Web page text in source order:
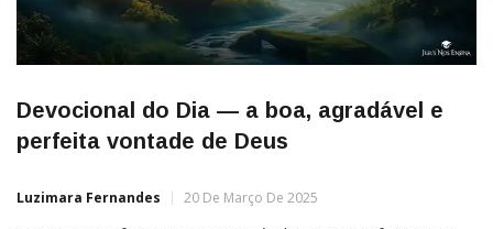
Devocional do Dia — a boa, agradável e
perfeita vontade de Deus
Luzimara Fernandes 20 De Março De 2025